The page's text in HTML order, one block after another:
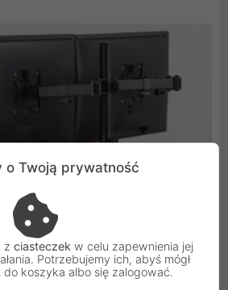
o Twoją prywatność
z ciasteczek w celu zapewnienia jej
Potrzebujemy ich, abyś mógł
koszyka albo się zalogować.